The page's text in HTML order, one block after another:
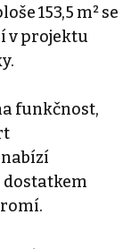
153,5 m² se
v projektu
funkčnost,